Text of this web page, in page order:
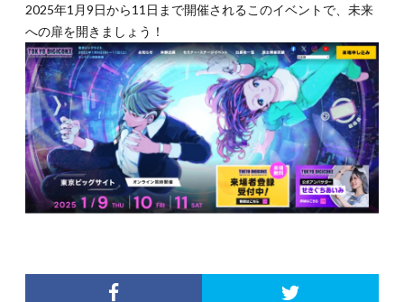
2025年1月9日から11日まで開催されるこのイベントで、未来
への扉を開きましょう！